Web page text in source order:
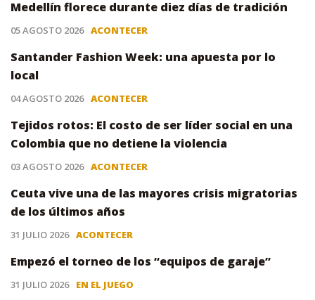
Medellín florece durante diez días de tradición
05 AGOSTO 2026 ACONTECER
Santander Fashion Week: una apuesta por lo
local
04 AGOSTO 2026 ACONTECER
Tejidos rotos: El costo de ser líder social en una
Colombia que no detiene la violencia
03 AGOSTO 2026 ACONTECER
Ceuta vive una de las mayores crisis migratorias
de los últimos años
31 JULIO 2026 ACONTECER
Empezó el torneo de los “equipos de garaje”
31 JULIO 2026 EN EL JUEGO